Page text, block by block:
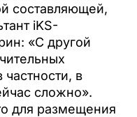
составляющей,
iKS-
«С другой
в
сложно».
для размещения